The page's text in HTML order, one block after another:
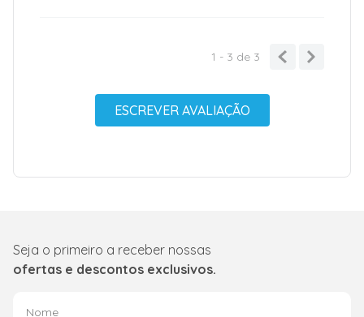
1 - 3 de 3
ESCREVER AVALIAÇÃO
Seja o primeiro a receber nossas
ofertas e descontos exclusivos.